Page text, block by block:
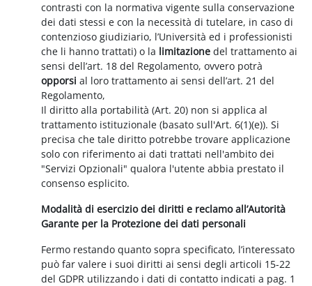
contrasti con la normativa vigente sulla conservazione
dei dati stessi e con la necessità di tutelare, in caso di
contenzioso giudiziario, l’Università ed i professionisti
che li hanno trattati) o la limitazione del trattamento ai
sensi dell’art. 18 del Regolamento, ovvero potrà
opporsi al loro trattamento ai sensi dell’art. 21 del
Regolamento,
Il diritto alla portabilità (Art. 20) non si applica al
trattamento istituzionale (basato sull'Art. 6(1)(e)). Si
precisa che tale diritto potrebbe trovare applicazione
solo con riferimento ai dati trattati nell'ambito dei
"Servizi Opzionali" qualora l'utente abbia prestato il
consenso esplicito.
Modalità di esercizio dei diritti e reclamo all’Autorità
Garante per la Protezione dei dati personali
Fermo restando quanto sopra specificato, l’interessato
può far valere i suoi diritti ai sensi degli articoli 15-22
del GDPR utilizzando i dati di contatto indicati a pag. 1